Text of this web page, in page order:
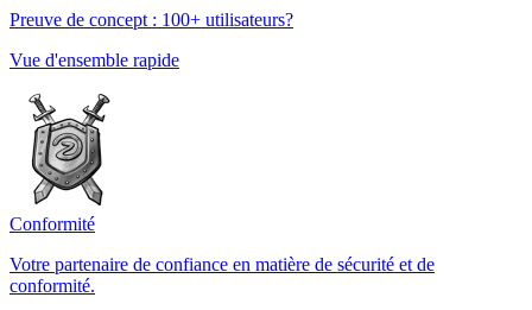
Preuve de concept : 100+ utilisateurs?
Vue d'ensemble rapide
Conformité
Votre partenaire de confiance en matière de sécurité et de
conformité.